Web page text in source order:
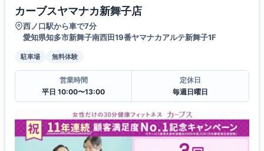
カーブスヤマナカ新舞子店
西ノ口駅から車で7分
愛知県知多市新舞子南西田19番ヤマナカアルテ新舞子1F
駐車場 無料体験
営業時間
平日 10:00〜13:00
定休日
毎週日曜日